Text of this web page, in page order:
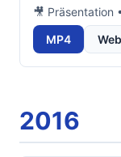
🎥 Präsentation
MP4
2016